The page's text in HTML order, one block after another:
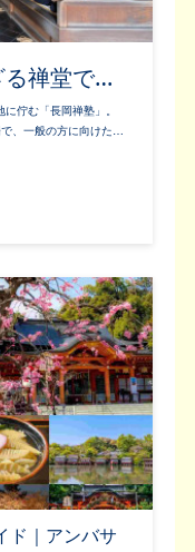
る禅堂で…
佇む「長岡禅塾」。
、一般の方に向けた…
ド｜アンバサ